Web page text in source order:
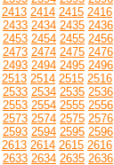
2413 2414 2415 2416
2433 2434 2435 2436
2453 2454 2455 2456
2473 2474 2475 2476
2493 2494 2495 2496
2513 2514 2515 2516
2533 2534 2535 2536
2553 2554 2555 2556
2573 2574 2575 2576
2593 2594 2595 2596
2613 2614 2615 2616
2633 2634 2635 2636